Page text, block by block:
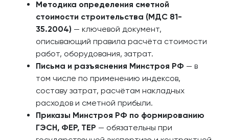
Методика определения сметной
стоимости строительства (МДС 81-
35.2004) — ключевой документ,
описывающий правила расчёта стоимости
работ, оборудования, затрат.
Письма и разъяснения Минстроя РФ — в
том числе по применению индексов,
составу затрат, расчётам накладных
расходов и сметной прибыли.
Приказы Минстроя РФ по формированию
ГЭСН, ФЕР, ТЕР — обязательны при